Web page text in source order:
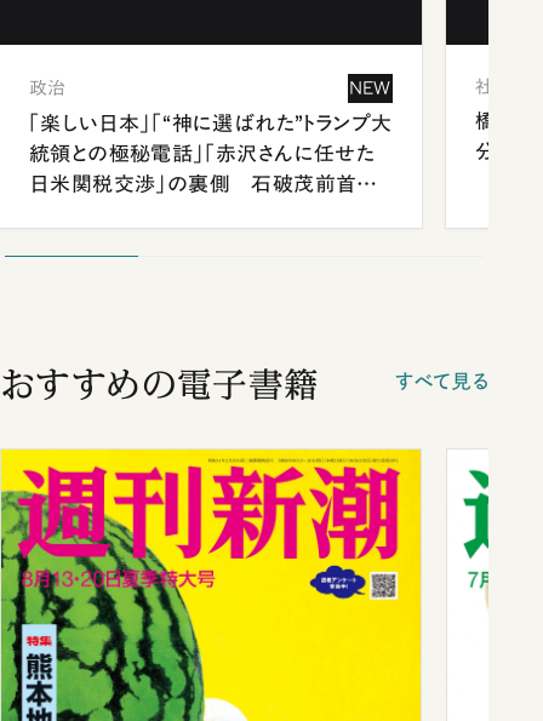
政治 NEW
「楽しい日本」「“神に選ばれた”トランプ大
統領との極秘電話」「赤沢さんに任せた
日米関税交渉」の裏側 石破茂前首相
社会
橋本愛
分 佐
おすすめの電子書籍 すべて見る